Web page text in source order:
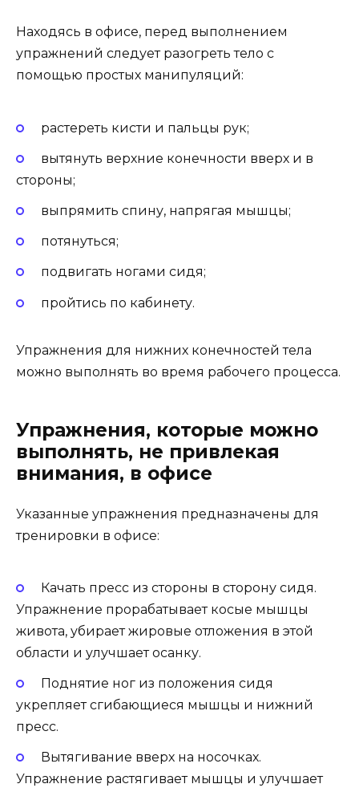
Находясь в офисе, перед выполнением
упражнений следует разогреть тело с
помощью простых манипуляций:
растереть кисти и пальцы рук;
вытянуть верхние конечности вверх и в
стороны;
выпрямить спину, напрягая мышцы;
потянуться;
подвигать ногами сидя;
пройтись по кабинету.
Упражнения для нижних конечностей тела
можно выполнять во время рабочего процесса.
Упражнения, которые можно
выполнять, не привлекая
внимания, в офисе
Указанные упражнения предназначены для
тренировки в офисе:
Качать пресс из стороны в сторону сидя.
Упражнение прорабатывает косые мышцы
живота, убирает жировые отложения в этой
области и улучшает осанку.
Поднятие ног из положения сидя
укрепляет сгибающиеся мышцы и нижний
пресс.
Вытягивание вверх на носочках.
Упражнение растягивает мышцы и улучшает